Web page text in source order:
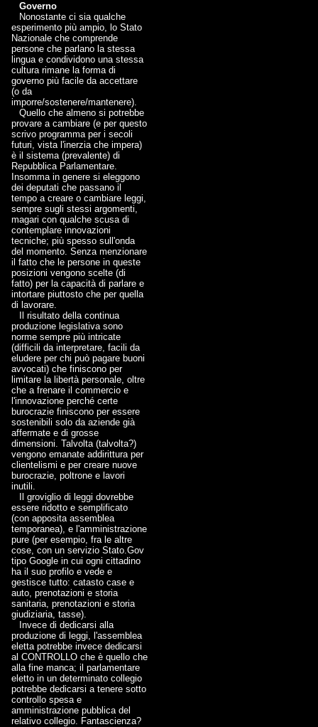
Governo
Nonostante ci sia qualche
esperimento più ampio, lo Stato
Nazionale che comprende
persone che parlano la stessa
lingua e condividono una stessa
cultura rimane la forma di
governo più facile da accettare
(o da
imporre/sostenere/mantenere).
Quello che almeno si potrebbe
provare a cambiare (e per questo
scrivo programma per i secoli
futuri, vista l'inerzia che impera)
è il sistema (prevalente) di
Repubblica Parlamentare.
Insomma in genere si eleggono
dei deputati che passano il
tempo a creare o cambiare leggi,
sempre sugli stessi argomenti,
magari con qualche scusa di
contemplare innovazioni
tecniche; più spesso sull'onda
del momento. Senza menzionare
il fatto che le persone in queste
posizioni vengono scelte (di
fatto) per la capacità di parlare e
intortare piuttosto che per quella
di lavorare.
Il risultato della continua
produzione legislativa sono
norme sempre più intricate
(difficili da interpretare, facili da
eludere per chi può pagare buoni
avvocati) che finiscono per
limitare la libertà personale, oltre
che a frenare il commercio e
l'innovazione perché certe
burocrazie finiscono per essere
sostenibili solo da aziende già
affermate e di grosse
dimensioni. Talvolta (talvolta?)
vengono emanate addirittura per
clientelismi e per creare nuove
burocrazie, poltrone e lavori
inutili.
Il groviglio di leggi dovrebbe
essere ridotto e semplificato
(con apposita assemblea
temporanea), e l'amministrazione
pure (per esempio, fra le altre
cose, con un servizio Stato.Gov
tipo Google in cui ogni cittadino
ha il suo profilo e vede e
gestisce tutto: catasto case e
auto, prenotazioni e storia
sanitaria, prenotazioni e storia
giudiziaria, tasse).
Invece di dedicarsi alla
produzione di leggi, l'assemblea
eletta potrebbe invece dedicarsi
al CONTROLLO che è quello che
alla fine manca; il parlamentare
eletto in un determinato collegio
potrebbe dedicarsi a tenere sotto
controllo spesa e
amministrazione pubblica del
relativo collegio. Fantascienza?